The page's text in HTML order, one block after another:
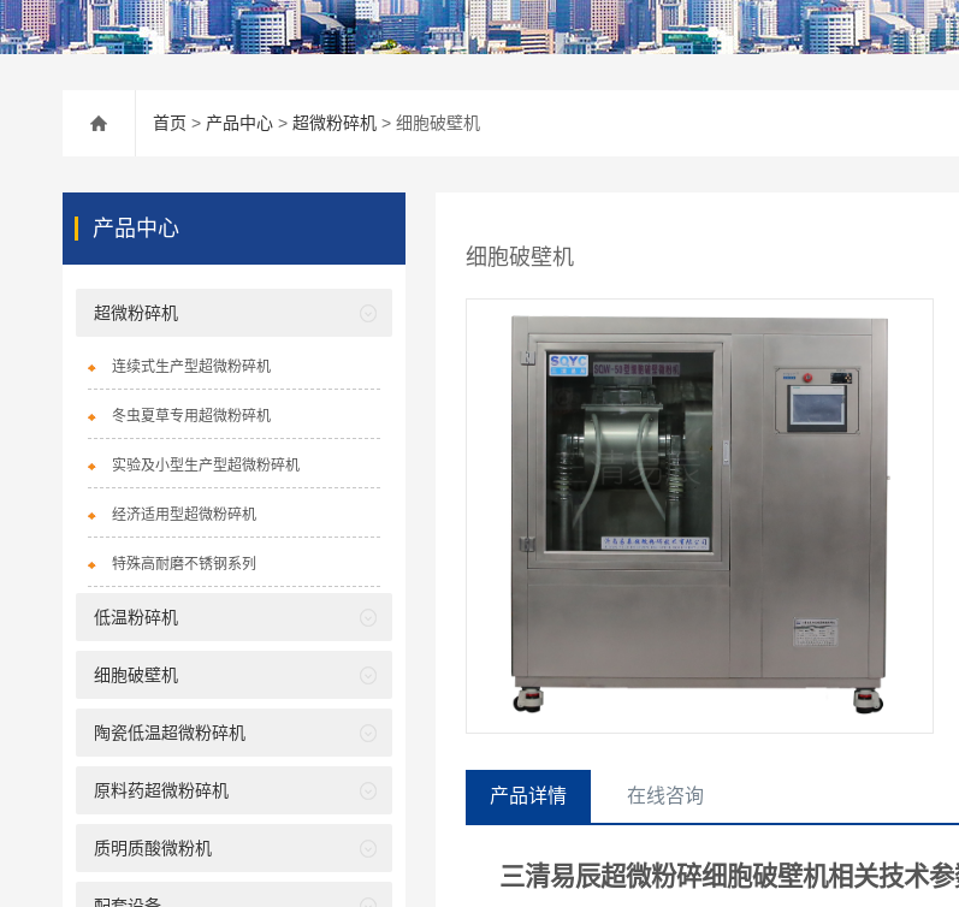
首页 > 产品中心 > 超微粉碎机 > 细胞破壁机
细胞破壁机
产品详情 在线咨询
三清易辰超微粉碎细胞破壁机相关技术
产品中心
超微粉碎机
连续式生产型超微粉碎机
冬虫夏草专用超微粉碎机
实验及小型生产型超微粉碎机
经济适用型超微粉碎机
特殊高耐磨不锈钢系列
低温粉碎机
细胞破壁机
陶瓷低温超微粉碎机
原料药超微粉碎机
质明质酸微粉机